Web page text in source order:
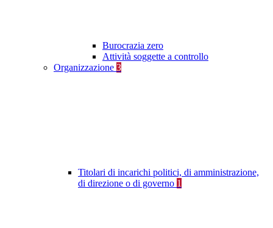
Burocrazia zero
Attività soggette a controllo
Organizzazione 3
Titolari di incarichi politici, di amministrazione,
di direzione o di governo 1